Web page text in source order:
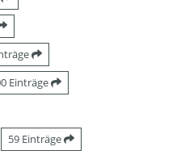
Einträge
59 Einträge